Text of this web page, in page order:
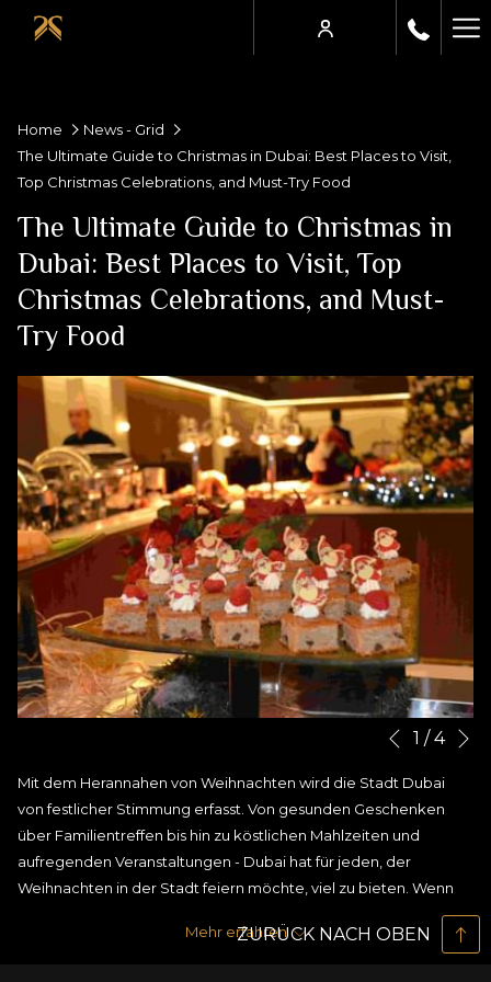
Home
News - Grid
The Ultimate Guide to Christmas in Dubai: Best Places to Visit,
Top Christmas Celebrations, and Must-Try Food
The Ultimate Guide to Christmas in
Dubai: Best Places to Visit, Top
Christmas Celebrations, and Must-
Try Food
Diashow-
Durch
auf
die
folgenden
Links
wird
obige
Vorherige
1 /4
Mit dem Herannahen von Weihnachten wird die Stadt Dubai
von festlicher Stimmung erfasst. Von gesunden Geschenken
über Familientreffen bis hin zu köstlichen Mahlzeiten und
aufregenden Veranstaltungen - Dubai hat für jeden, der
Weihnachten in der Stadt feiern möchte, viel zu bieten. Wenn
Sie zu den aufgeregten Festtagsplanern gehören, dann buchen
Sie Ihren Aufenthalt im Two Seasons Hotel und erleben Sie
Mehr erfahrenZURÜCK NACH OBEN